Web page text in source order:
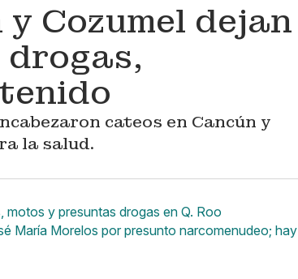
Cozumel dejan
cateos en Cancún y
la salud.
y presuntas drogas en Q. Roo
María Morelos por presunto narcomenudeo; hay